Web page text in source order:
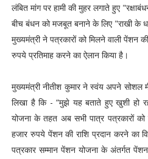
लंबित मांग पर हामी की मुहर लगाते हुए
बीच बंधन को मजबूत बनाने के लिए "राखी के
मुख्यमंत्री ने पत्रकारों को मिलने वाली पेंशन
रुपये प्रतिमाह करने का ऐलान किया है।
मुख्यमंत्री नीतीश कुमार ने स्वंय अपने सोशल
लिखा है कि - “मुझे यह बताते हुए खुशी हो
योजना के तहत अब सभी पात्र पत्रकारों
हजार रुपये पेंशन की राशि प्रदान करने का
पत्रकार सम्मान पेंशन योजना के अंतर्गत